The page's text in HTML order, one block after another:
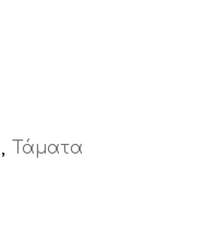
, Τάματα